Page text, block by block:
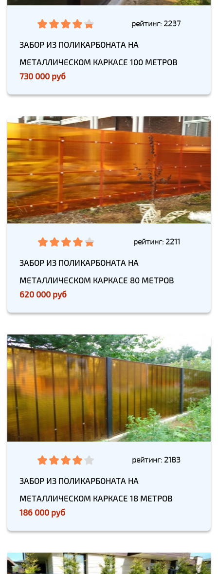
рейтинг: 2237
ЗАБОР ИЗ ПОЛИКАРБОНАТА НА
МЕТАЛЛИЧЕСКОМ КАРКАСЕ 100 МЕТРОВ
730 000 руб
рейтинг: 2211
ЗАБОР ИЗ ПОЛИКАРБОНАТА НА
МЕТАЛЛИЧЕСКОМ КАРКАСЕ 80 МЕТРОВ
620 000 руб
рейтинг: 2183
ЗАБОР ИЗ ПОЛИКАРБОНАТА НА
МЕТАЛЛИЧЕСКОМ КАРКАСЕ 18 МЕТРОВ
186 000 руб